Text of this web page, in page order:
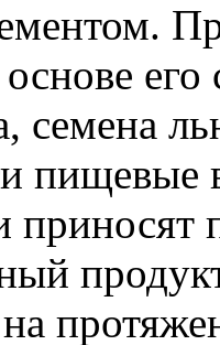
его
семена
пищевые